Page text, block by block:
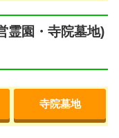
霊園・寺院墓地)
寺院墓地